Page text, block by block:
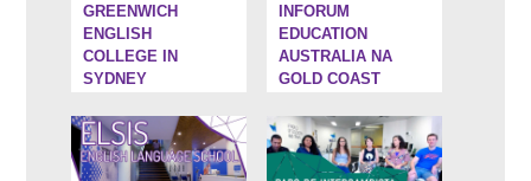
GREENWICH
ENGLISH
COLLEGE IN
SYDNEY
INFORUM
EDUCATION
AUSTRALIA NA
GOLD COAST
1:24:32''